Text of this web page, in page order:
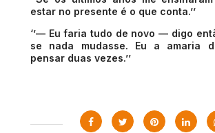
estar no presente é o que conta.’’
‘’— Eu faria tudo de novo — digo
se nada mudasse. Eu a amaria
pensar duas vezes.’’